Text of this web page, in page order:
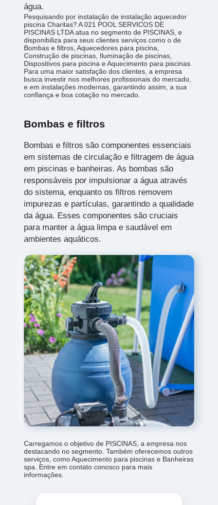
água.
Pesquisando por instalação de instalação aquecedor
piscina Charitas? A 021 POOL SERVICOS DE
PISCINAS LTDA atua no segmento de PISCINAS, e
disponibiliza para seus clientes serviços como o de
Bombas e filtros, Aquecedores para piscina,
Construção de piscinas, Iluminação de piscinas,
Dispositivos para piscina e Aquecimento para piscinas.
Para uma maior satisfação dos clientes, a empresa
busca investir nos melhores profissionais do mercado,
e em instalações modernas, garantindo assim, a sua
confiança e boa cotação no mercado.
Bombas e filtros
Bombas e filtros são componentes essenciais
em sistemas de circulação e filtragem de água
em piscinas e banheiras. As bombas são
responsáveis por impulsionar a água através
do sistema, enquanto os filtros removem
impurezas e partículas, garantindo a qualidade
da água. Esses componentes são cruciais
para manter a água limpa e saudável em
ambientes aquáticos.
Carregamos o objetivo de PISCINAS, a empresa nos
destacando no segmento. Também oferecemos outros
serviços, como Aquecimento para piscinas e Banheiras
spa. Entre em contato conosco para mais
informações.